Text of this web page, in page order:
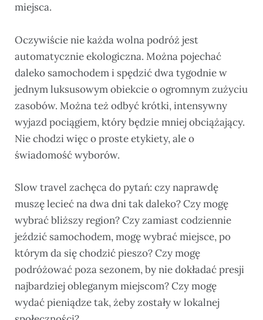
miejsca.
Oczywiście nie każda wolna podróż jest
automatycznie ekologiczna. Można pojechać
daleko samochodem i spędzić dwa tygodnie w
jednym luksusowym obiekcie o ogromnym zużyciu
zasobów. Można też odbyć krótki, intensywny
wyjazd pociągiem, który będzie mniej obciążający.
Nie chodzi więc o proste etykiety, ale o
świadomość wyborów.
Slow travel zachęca do pytań: czy naprawdę
muszę lecieć na dwa dni tak daleko? Czy mogę
wybrać bliższy region? Czy zamiast codziennie
jeździć samochodem, mogę wybrać miejsce, po
którym da się chodzić pieszo? Czy mogę
podróżować poza sezonem, by nie dokładać presji
najbardziej obleganym miejscom? Czy mogę
wydać pieniądze tak, żeby zostały w lokalnej